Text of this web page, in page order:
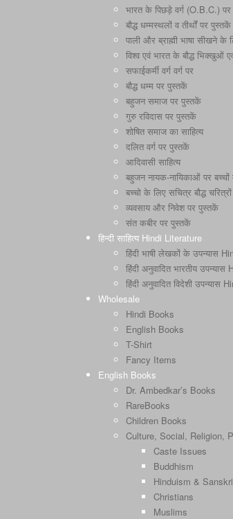
भारत के पिछड़े वर्ग (O.B.C.)
बौद्ध धम्मस्थलों व तीर्थों पर पुस्तकें
पाली और ब्राह्मी भाषा सीखने
विश्व एवं भारत के बौद्ध भिक्खुओं
सफाईकर्मी वर्ग वर्ग पर
बौद्ध धम्म पर पुस्तकें
बहुजन समाज पर पुस्तकें
गुरु रविदास पर पुस्तकें
शोषित समाज का साहित्य
दलित वर्ग पर पुस्तकें
आदिवासी साहित्य
बहुजन नायक-नायिकाओं पर
बच्चो के लिए सचित्र बौद्ध
व्यवसाय और निवेश पर पुस्तकें
संत कबीर पर पुस्तकें
हिन्दी साहित्य Hindi Literature
हिंदी भाषी लेखकों के उपन्यास
हिंदी अनुवादित भारतीय
हिंदी अनुवादित विदेशी
Wholesale
Hindi Books
English Books
T-Shirt
Fancy Items
English Books
Dr. Ambedkar’s Books
RareBooks
Children Books
Culture, Social, Religion,
Caste Issues
Buddhism
Hinduism &
Christians
Muslims